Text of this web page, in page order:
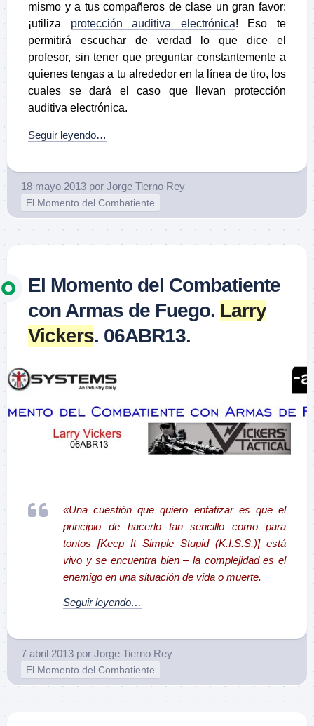
mismo y a tus compañeros de clase un gran favor:
¡utiliza protección auditiva electrónica! Eso te
permitirá escuchar de verdad lo que dice el
profesor, sin tener que preguntar constantemente a
quienes tengas a tu alrededor en la línea de tiro, los
cuales se dará el caso que llevan protección
auditiva electrónica.
Seguir leyendo…
18 mayo 2013 por Jorge Tierno Rey
El Momento del Combatiente
El Momento del Combatiente
con Armas de Fuego. Larry
Vickers. 06ABR13.
«Una cuestión que quiero enfatizar es que el
principio de hacerlo tan sencillo como para
tontos [Keep It Simple Stupid (K.I.S.S.)] está
vivo y se encuentra bien – la complejidades el
enemigo en una situación de vida o muerte.
Seguir leyendo…
7 abril 2013 por Jorge Tierno Rey
El Momento del Combatiente